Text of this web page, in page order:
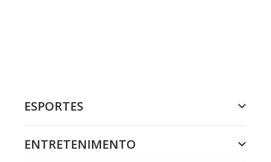
ESPORTES
ENTRETENIMENTO